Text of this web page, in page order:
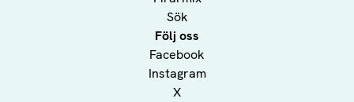
Sök
Följ oss
Facebook
Instagram
X